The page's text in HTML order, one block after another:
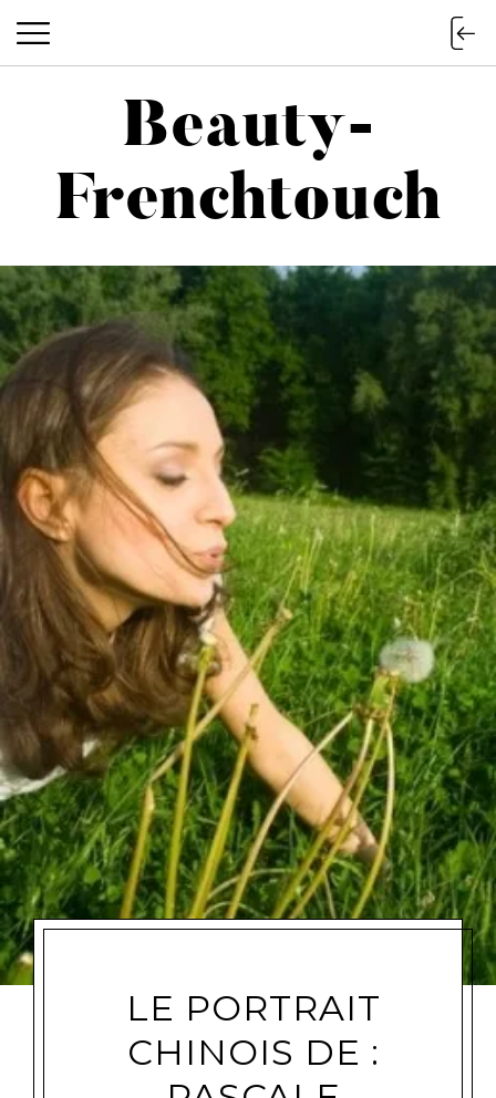
Beauty-Frenchtouch
Beauty-
Frenchtouch
LE PORTRAIT
CHINOIS DE :